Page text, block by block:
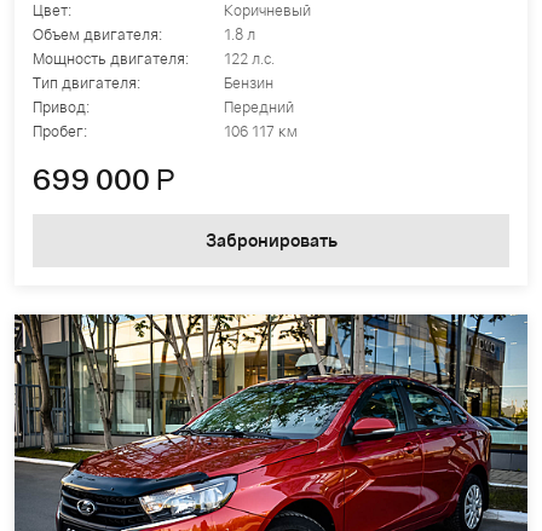
Цвет:
Коричневый
Объем двигателя:
1.8 л
Мощность двигателя:
122 л.с.
Тип двигателя:
Бензин
Привод:
Передний
Пробег:
106 117 км
699 000 Р
Забронировать